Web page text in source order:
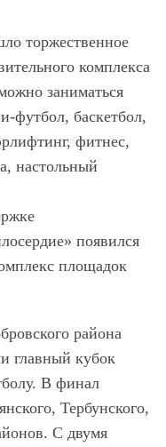
торжественное
комплекса
заниматься
футбол, баскетбол,
фитнес,
настольный
появился
площадок
района
главный кубок
В финал
Тербунского,
С двумя